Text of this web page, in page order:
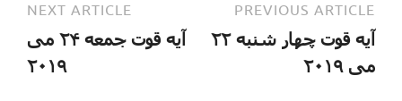
PREVIOUS ARTICLE
آیه قوت چهار شنبه ۲۲
می ۲۰۱۹
NEXT ARTICLE
آیه قوت جمعه ۲۴ می
۲۰۱۹